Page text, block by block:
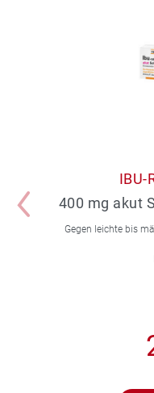
IBU-
400 mg akut
Gegen leichte bis